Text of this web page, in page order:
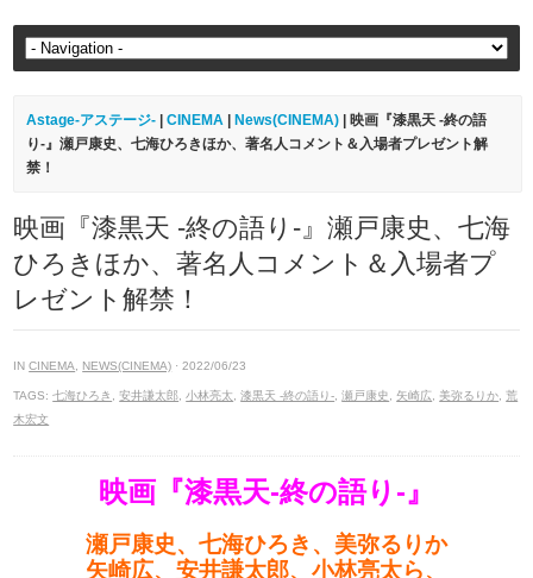
Astage-アステージ- |CINEMA News(CINEMA) | 映画『漆黒天 -終の語
り-』瀬戸康史、七海ひろきほか、著名人コメント＆入場者プレゼント解
禁！
映画『漆黒天 -終の語り-』瀬戸康史、七海
ひろきほか、著名人コメント＆入場者プ
レゼント解禁！
INCINEMA NEWS(CINEMA) · 2022/06/23
TAGS:七海ひろき ,安井謙太郎 ,小林亮太 ,漆黒天 -終の語り- ,瀬戸康史 ,矢崎広 美弥るりか ,荒
木宏文
映画『漆黒天-終の語り-』
瀬戸康史、七海ひろき、美弥るりか
矢崎広、安井謙太郎、小林亮太ら、